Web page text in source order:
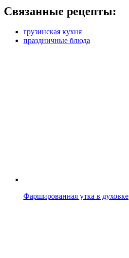
Связанные рецепты:
грузинская кухня
праздничные блюда
Фаршированная утка в духовке